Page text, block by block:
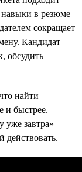
навыки в резюме
сокращает
Кандидат
обсудить
найти
и быстрее.
завтра»